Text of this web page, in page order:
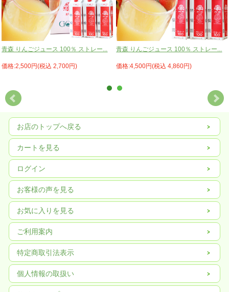
青森 りんごジュース 100％ ストレー...
価格:2,500円(税込 2,700円)
青森 りんごジュース 100％ ストレー...
価格:4,500円(税込 4,860円)
お店のトップへ戻る
カートを見る
ログイン
お客様の声を見る
お気に入りを見る
ご利用案内
特定商取引法表示
個人情報の取扱い